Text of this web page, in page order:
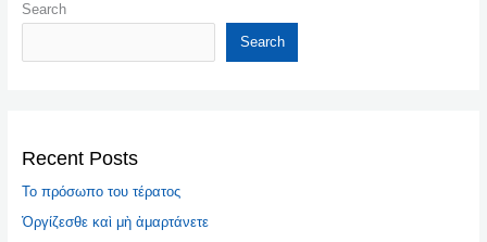
Search
Search
Recent Posts
Το πρόσωπο του τέρατος
Ὀργίζεσθε καὶ μὴ ἁμαρτάνετε